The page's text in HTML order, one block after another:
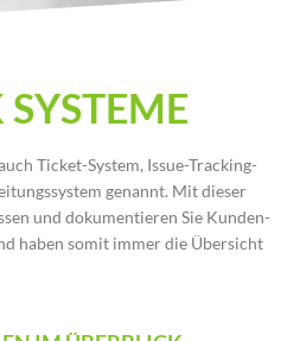
Ticket-System, Issue-Tracking-
genannt. Mit dieser
und dokumentieren Sie Kunden-
haben somit immer die Übersicht